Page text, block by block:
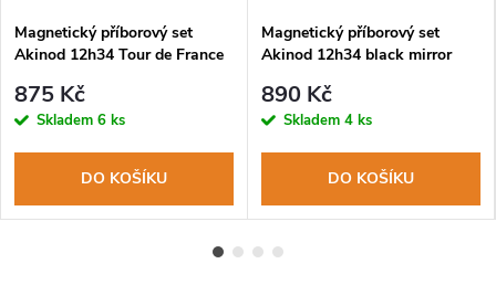
Magnetický příborový set
Akinod 12h34 Tour de France
875 Kč
Skladem 6 ks
DO KOŠÍKU
Magnetický příborový set
Akinod 12h34 black mirror
890 Kč
Skladem 4 ks
DO KOŠÍKU